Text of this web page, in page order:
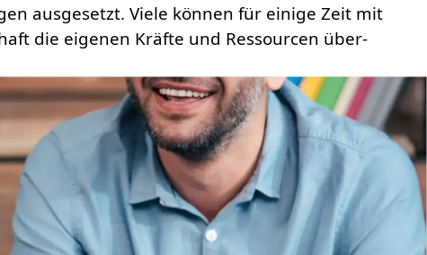
aus­ge­setzt. Viele können für einige Zeit mit
die eigenen Kräfte und Re­ssour­cen über­